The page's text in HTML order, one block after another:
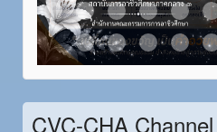
Item 11Item 12Item 13Item 14
Item 21Item 22Item 23
CVC-CHA Channel